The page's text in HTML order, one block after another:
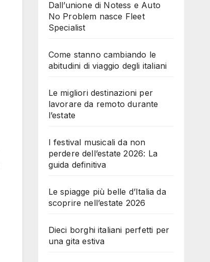
Dall’unione di Notess e Auto
No Problem nasce Fleet
Specialist
Come stanno cambiando le
abitudini di viaggio degli italiani
Le migliori destinazioni per
lavorare da remoto durante
l’estate
I festival musicali da non
perdere dell’estate 2026: La
guida definitiva
Le spiagge più belle d’Italia da
scoprire nell’estate 2026
Dieci borghi italiani perfetti per
una gita estiva